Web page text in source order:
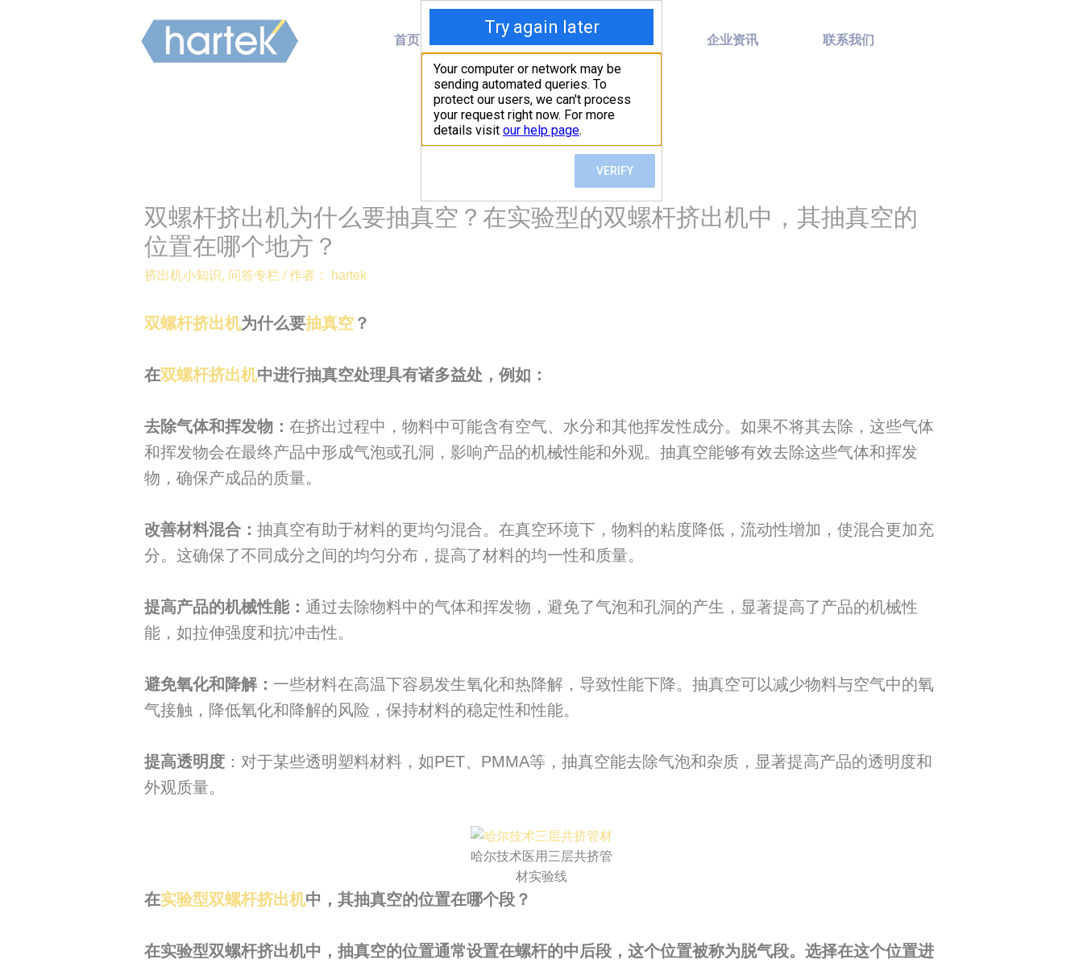
首页 产品 企业资讯 联系我们
双螺杆挤出机为什么要抽真空？在实验型的双螺杆挤出机中，其抽真空的
位置在哪个地方？
挤出机小知识, 问答专栏 / 作者： hartek
双螺杆挤出机为什么要抽真空？
在双螺杆挤出机中进行抽真空处理具有诸多益处，例如：
去除气体和挥发物： 在挤出过程中，物料中可能含有空气、水分和其他挥发性成分。如果不将其去除，这些气体
和挥发物会在最终产品中形成气泡或孔洞，影响产品的机械性能和外观。抽真空能够有效去除这些气体和挥发
物，确保产成品的质量。
改善材料混合： 抽真空有助于材料的更均匀混合。在真空环境下，物料的粘度降低，流动性增加，使混合更加充
分。这确保了不同成分之间的均匀分布，提高了材料的均一性和质量。
提高产品的机械性能： 通过去除物料中的气体和挥发物，避免了气泡和孔洞的产生，显著提高了产品的机械性
能，如拉伸强度和抗冲击性。
避免氧化和降解： 一些材料在高温下容易发生氧化和热降解，导致性能下降。抽真空可以减少物料与空气中的氧
气接触，降低氧化和降解的风险，保持材料的稳定性和性能。
提高透明度：对于某些透明塑料材料，如PET、PMMA等，抽真空能去除气泡和杂质，显著提高产品的透明度和
外观质量。
哈尔技术医用三层共挤管
材实验线
在实验型双螺杆挤出机中，其抽真空的位置在哪个段？
在实验型双螺杆挤出机中，抽真空的位置通常设置在螺杆的中后段，这个位置被称为脱气段。选择在这个位置进